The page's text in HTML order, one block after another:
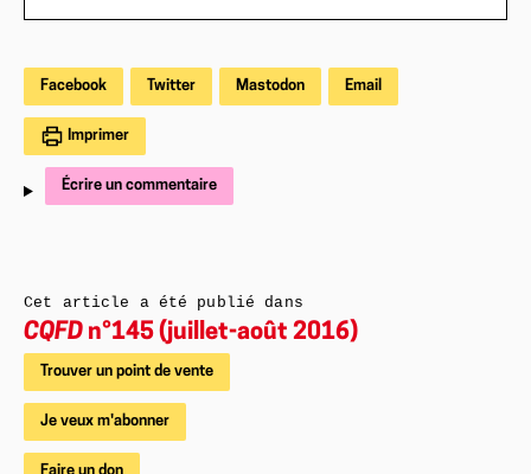
Facebook Twitter Mastodon Email
Imprimer
Écrire un commentaire
Cet article a été publié dans
CQFD n°145 (juillet-août 2016)
Trouver un point de vente
Je veux m'abonner